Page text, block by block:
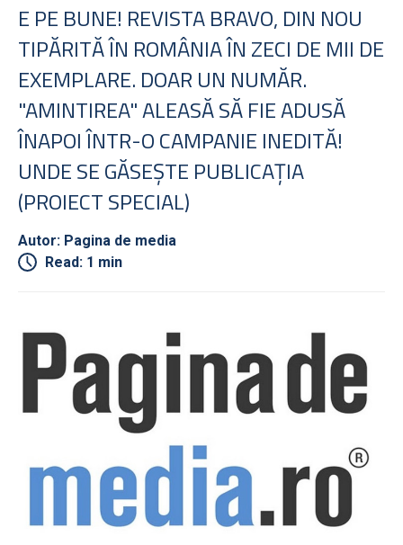
E PE BUNE! REVISTA BRAVO, DIN NOU
TIPĂRITĂ ÎN ROMÂNIA ÎN ZECI DE MII DE
EXEMPLARE. DOAR UN NUMĂR.
"AMINTIREA" ALEASĂ SĂ FIE ADUSĂ
ÎNAPOI ÎNTR-O CAMPANIE INEDITĂ!
UNDE SE GĂSEŞTE PUBLICAŢIA
(PROIECT SPECIAL)
Autor: Pagina de media
Read: 1 min